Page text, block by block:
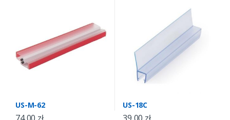
US-M-62 US-18C